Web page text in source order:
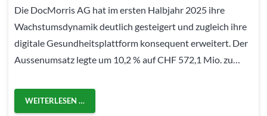
Die DocMorris AG hat im ersten Halbjahr 2025 ihre
Wachstumsdynamik deutlich gesteigert und zugleich ihre
digitale Gesundheitsplattform konsequent erweitert. Der
Aussenumsatz legte um 10,2 % auf CHF 572,1 Mio. zu…
WEITERLESEN …